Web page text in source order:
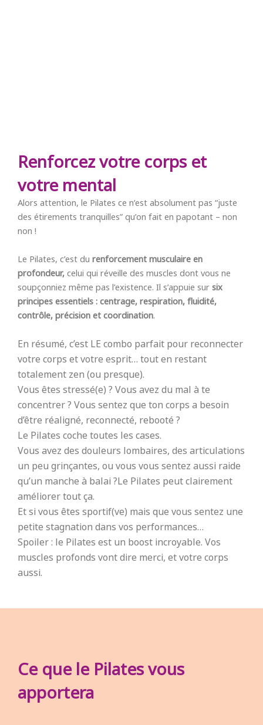
Renforcez votre corps et
votre mental
Alors attention, le Pilates ce n’est absolument pas “juste
des étirements tranquilles” qu’on fait en papotant – non
non !
Le Pilates, c’est durenforcement musculaire en
profondeur,celui qui réveille des muscles dont vous ne
soupçonniez même pas l’existence. Il s’appuie sursix
principes essentiels : centrage, respiration, fluidité,
contrôle, précision et coordination.
En résumé, c’est LE combo parfait pourreconnecter
votre corps et votre esprit… tout en restant
totalement zen (ou presque).
Vous êtes stressé(e) ? Vous avez du mal à te
concentrer ? Vous sentez que ton corps a besoin
d’être réaligné, reconnecté, rebooté ?
Le Pilates coche toutes les cases.
Vous avezdes douleurs lombaires, des articulations
un peu grinçantes, ouvous vous sentezaussi raide
qu’un manche à balai ?Le Pilates peut clairement
améliorer tout ça.
Et si vous êtessportif(ve) mais quevous sentez une
petite stagnation dans vos performances…
Spoiler : le Pilates est un boost incroyable. Vos
muscles profonds vont dire merci, et votre corps
aussi.
Ce que le Pilates vous
apportera